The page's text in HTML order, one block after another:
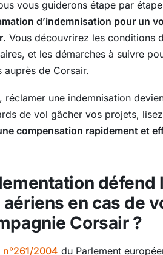
vous guiderons étape par
d’indemnisation pour un
. Vous découvrirez les conditions
et les démarches à suivre
auprès de Corsair.
une indemnisation
de vol gâcher vos projets,
compensation rapidement et
défend
en cas de
Corsair ?
n°261/2004 du Parlement